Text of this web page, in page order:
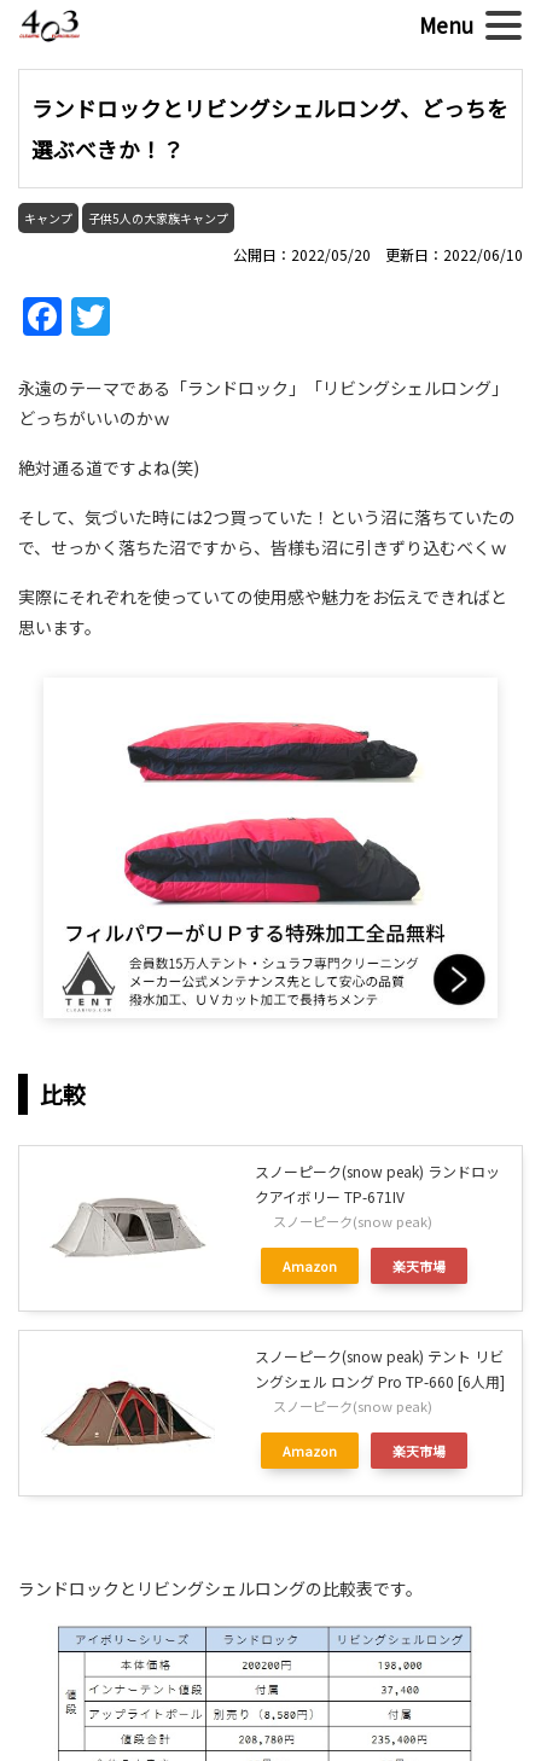
ランドロックとリビングシェルロング、どっちを
選ぶべきか！？
キャンプ 子供5人の大家族キャンプ
公開日：2022/05/20 更新日：2022/06/10
Facebook
永遠のテーマである「ランドロック」「リビングシェルロング」
どっちがいいのかｗ
絶対通る道ですよね(笑)
そして、気づいた時には2つ買っていた！という沼に落ちていたの
で、せっかく落ちた沼ですから、皆様も沼に引きずり込むべくｗ
実際にそれぞれを使っていての使用感や魅力をお伝えできればと
思います。
比較
スノーピーク(snow peak) ランドロッ
クアイボリー TP-671IV
スノーピーク(snow peak)
Amazon 楽天市場
スノーピーク(snow peak) テント リビ
ングシェル ロング Pro TP-660 [6人用]
スノーピーク(snow peak)
Amazon 楽天市場
ランドロックとリビングシェルロングの比較表です。